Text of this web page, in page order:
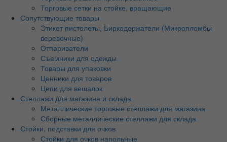
Торговые сетки на стойке, вращающие
Сопутствующие товары
Этикет пистолеты, Биркодержатели (Микропломбы
веревочные)
Отпариватели
Съемники для одежды
Товары для упаковки
Ценники для товаров
Цепи для вешалок
Стеллажи для магазина и склада
Металлические торговые стеллажи для магазина
Сборные металлические стеллажи для склада
Стойки, подставки для очков
Стойки для очков напольные